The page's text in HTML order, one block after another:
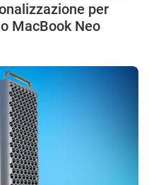
per
MacBook Neo